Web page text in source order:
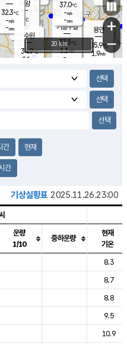
용인
35.9℃
1.9m/s
의왕
- ℃
m/s
mm
기흥구갈
37.3℃
1.1m/s
-
32.3℃
-m/s
-mm
37.0℃
-m/s
-mm
수원
34.9℃
2.1 m/s
+
−
20 km
간 현재
간
기상실황표 2025.11.26.23:00
강수, 바람, 기압등을 안내한 표입
운량
1/10
중하운량
현재
기온
8.3
8.7
8.8
9.5
10.9